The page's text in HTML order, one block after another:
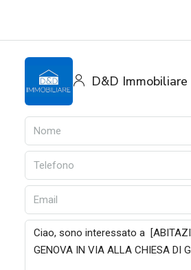
D&D Immobiliare